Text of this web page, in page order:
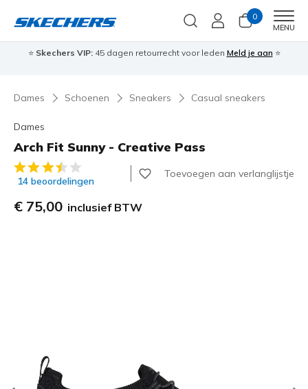
0
MENU
⭐ Skechers VIP:45 dagen retourrecht voor leden Meld je aan ⭐
Dames Schoenen Sneakers Casual sneakers
Dames
Arch Fit Sunny - Creative Pass
3,7 van de 5 klantbeoordelingen
14 beoordelingen
Toevoegen aan verlanglijstje
€ 75,00 inclusief BTW